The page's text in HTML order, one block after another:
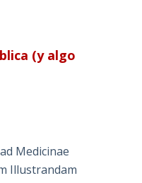
(y algo
Medicinae
Illustrandam